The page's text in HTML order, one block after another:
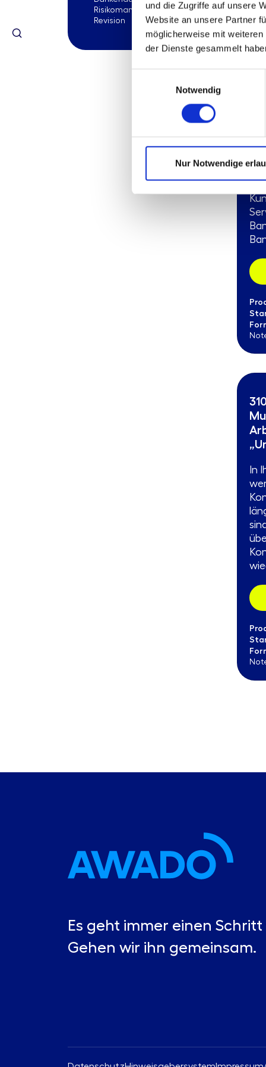
und die Zugriffe auf unsere
Website an unsere Partner
möglicherweise mit
der Dienste gesammelt
Notwendig
Nur Notwendige
Risikomanagement
Revision
In
Es geht immer einen Schritt
Gehen wir ihn gemeinsam.